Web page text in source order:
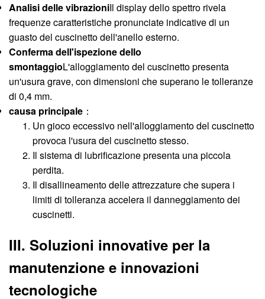
Analisi delle vibrazioniIl display dello spettro rivela
frequenze caratteristiche pronunciate indicative di un
guasto del cuscinetto dell'anello esterno.
Conferma dell'ispezione dello
smontaggioL'alloggiamento del cuscinetto presenta
un'usura grave, con dimensioni che superano le tolleranze
di 0,4 mm.
causa principale ：
Un gioco eccessivo nell'alloggiamento del cuscinetto
provoca l'usura del cuscinetto stesso.
Il sistema di lubrificazione presenta una piccola
perdita.
Il disallineamento delle attrezzature che supera i
limiti di tolleranza accelera il danneggiamento dei
cuscinetti.
III. Soluzioni innovative per la
manutenzione e innovazioni
tecnologiche